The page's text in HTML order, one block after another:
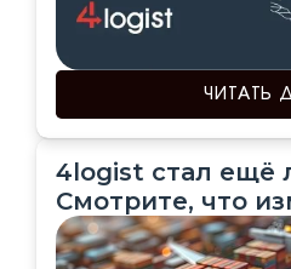
ЧИТАТЬ
4logist стал ещё
Смотрите, что